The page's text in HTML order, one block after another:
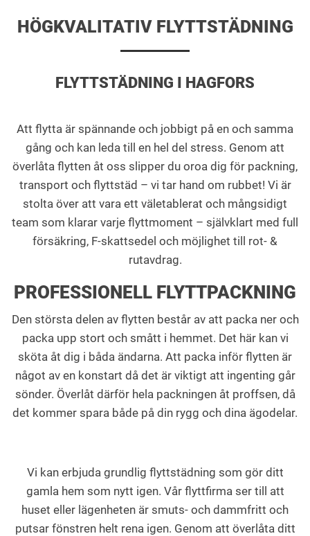
HÖGKVALITATIV FLYTTSTÄDNING
FLYTTSTÄDNING I HAGFORS
Att flytta är spännande och jobbigt på en och samma
gång och kan leda till en hel del stress. Genom att
överlåta flytten åt oss slipper du oroa dig för packning,
transport och flyttstäd – vi tar hand om rubbet! Vi är
stolta över att vara ett väletablerat och mångsidigt
team som klarar varje flyttmoment – självklart med full
försäkring, F-skattsedel och möjlighet till rot- &
rutavdrag.
PROFESSIONELL FLYTTPACKNING
Den största delen av flytten består av att packa ner och
packa upp stort och smått i hemmet. Det här kan vi
sköta åt dig i båda ändarna. Att packa inför flytten är
något av en konstart då det är viktigt att ingenting går
sönder. Överlåt därför hela packningen åt proffsen, då
det kommer spara både på din rygg och dina ägodelar.
Vi kan erbjuda grundlig flyttstädning som gör ditt
gamla hem som nytt igen. Vår flyttfirma ser till att
huset eller lägenheten är smuts- och dammfritt och
putsar fönstren helt rena igen. Genom att överlåta ditt